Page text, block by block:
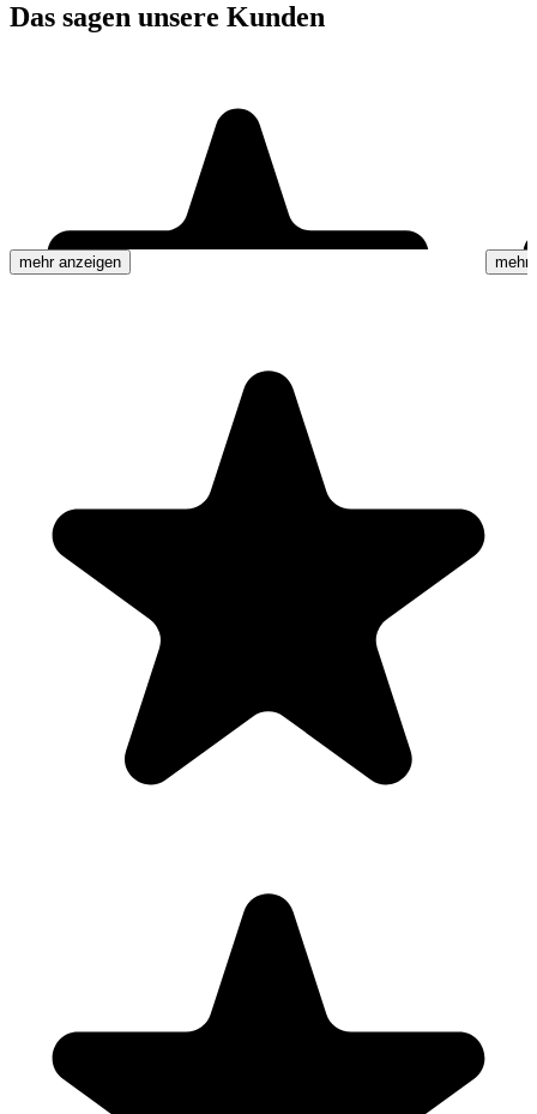
Das sagen unsere Kunden
mehr anzeigen mehr